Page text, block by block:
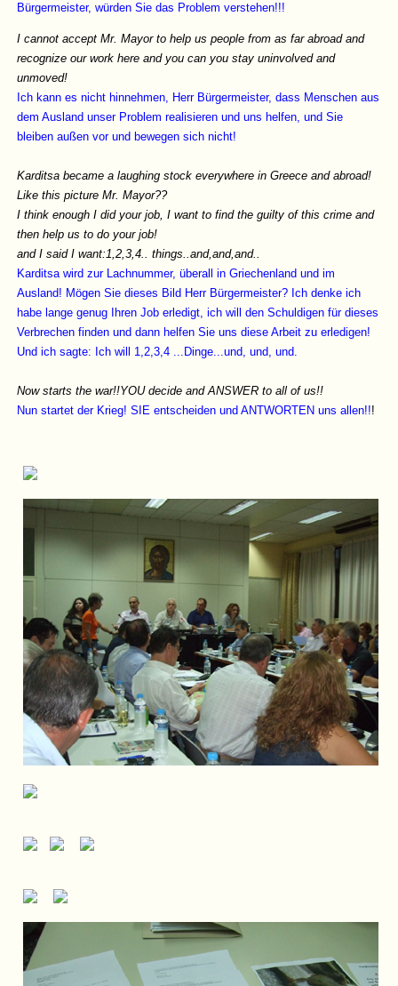
Bürgermeister, würden Sie das Problem verstehen!!!
I cannot accept Mr. Mayor to help us people from as far abroad and
recognize our work here and you can you stay uninvolved and
unmoved!
Ich kann es nicht hinnehmen, Herr Bürgermeister, dass Menschen aus
dem Ausland unser Problem realisieren und uns helfen, und Sie
bleiben außen vor und bewegen sich nicht!
Karditsa became a laughing stock everywhere in Greece and abroad!
Like this picture Mr. Mayor??
I think enough I did your job, I want to find the guilty of this crime and
then help us to do your job!
and I said I want:1,2,3,4.. things..and,and,and..
Karditsa wird zur Lachnummer, überall in Griechenland und im
Ausland! Mögen Sie dieses Bild Herr Bürgermeister? Ich denke ich
habe lange genug Ihren Job erledigt, ich will den Schuldigen für dieses
Verbrechen finden und dann helfen Sie uns diese Arbeit zu erledigen!
Und ich sagte: Ich will 1,2,3,4 ...Dinge...und, und, und.
Now starts the war!!YOU decide and ANSWER to all of us!!
Nun startet der Krieg! SIE entscheiden und ANTWORTEN uns allen!!!